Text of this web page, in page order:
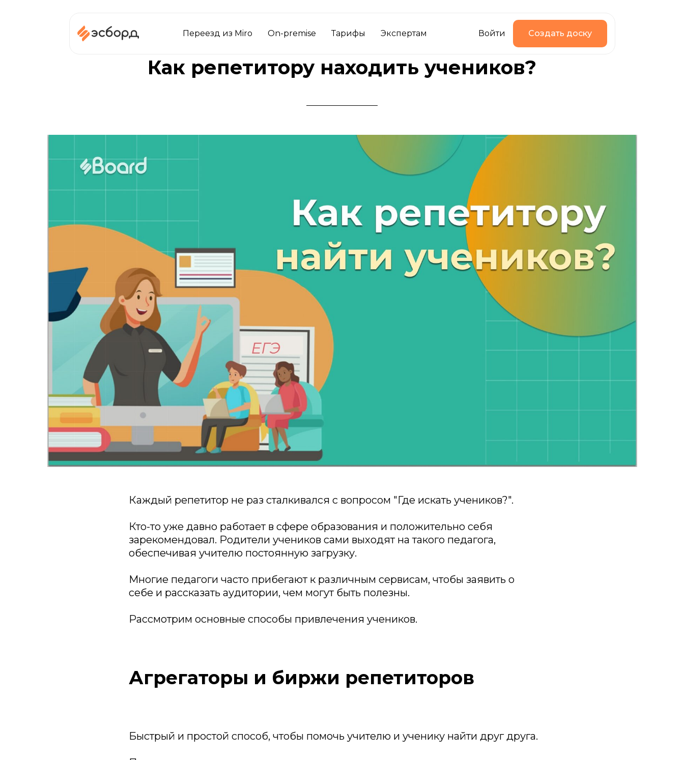
Переезд из Miro On-premise Тарифы Экспертам Войти Создать доску
Как репетитору находить учеников?
Каждый репетитор не раз сталкивался с вопросом "Где искать учеников?".
Кто-то уже давно работает в сфере образования и положительно себя
зарекомендовал. Родители учеников сами выходят на такого педагога,
обеспечивая учителю постоянную загрузку.
Многие педагоги часто прибегают к различным сервисам, чтобы заявить о
себе и рассказать аудитории, чем могут быть полезны.
Рассмотрим основные способы привлечения учеников.
Агрегаторы и биржи репетиторов
Быстрый и простой способ, чтобы помочь учителю и ученику найти друг друга.